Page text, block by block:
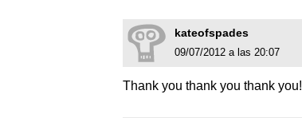
kateofspades
09/07/2012 a las 20:07
Thank you thank you thank you!